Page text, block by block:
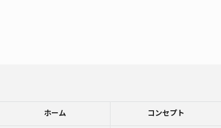
ホーム
コンセプト